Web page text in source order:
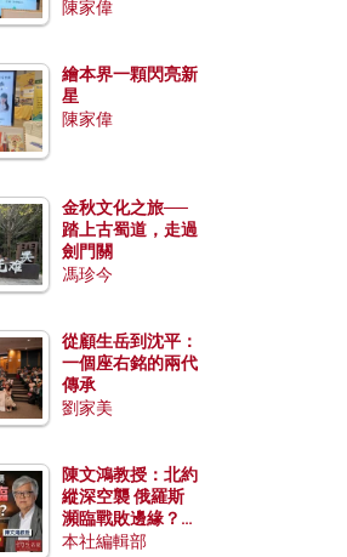
種菜》
陳家偉
繪本界一顆閃亮新
星
陳家偉
金秋文化之旅──
踏上古蜀道，走過
劍門關
馮珍今
從顧生岳到沈平：
一個座右銘的兩代
傳承
劉家美
陳文鴻教授：北約
縱深空襲 俄羅斯
瀕臨戰敗邊緣？中
國零部件能左右戰
本社編輯部